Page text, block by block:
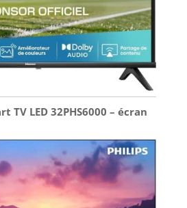
Controlla attentamente le
prima dell’ordine per evitare di
schermo troppo grande o troppo
piccolo.
TV LED 32PHS6000 – écran